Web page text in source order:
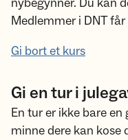
nybegynner. Du kan
Medlemmer i DNT
Gi bort et kurs
Gi en tur i
En tur er ikke bare
minne dere kan kose